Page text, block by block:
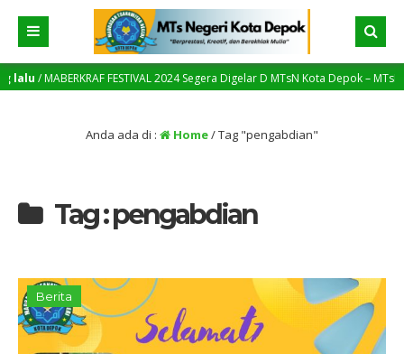
/ MABERKRAF FESTIVAL 2024 Segera Digelar D MTsN Kota Depok –
Anda ada di : Home/Tag "pengabdian"
Tag : pengabdian
Berita